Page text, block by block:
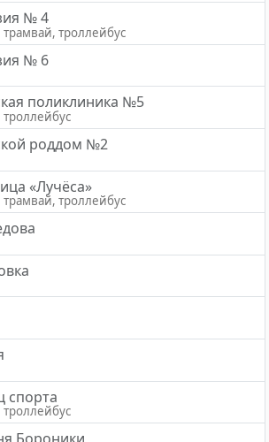
№ 4
трамвай, троллейбус
№ 6
поликлиника №5
троллейбус
роддом №2
«Лучёса»
трамвай, троллейбус
спорта
троллейбус